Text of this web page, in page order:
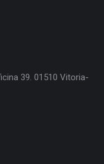
39. 01510 Vitoria-